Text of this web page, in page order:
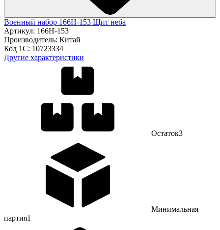
Военный набор 166H-153 Щит неба
Артикул: 166H-153
Производитель: Китай
Код 1С: 10723334
Другие характеристики
Остаток3
Минимальная
партия1